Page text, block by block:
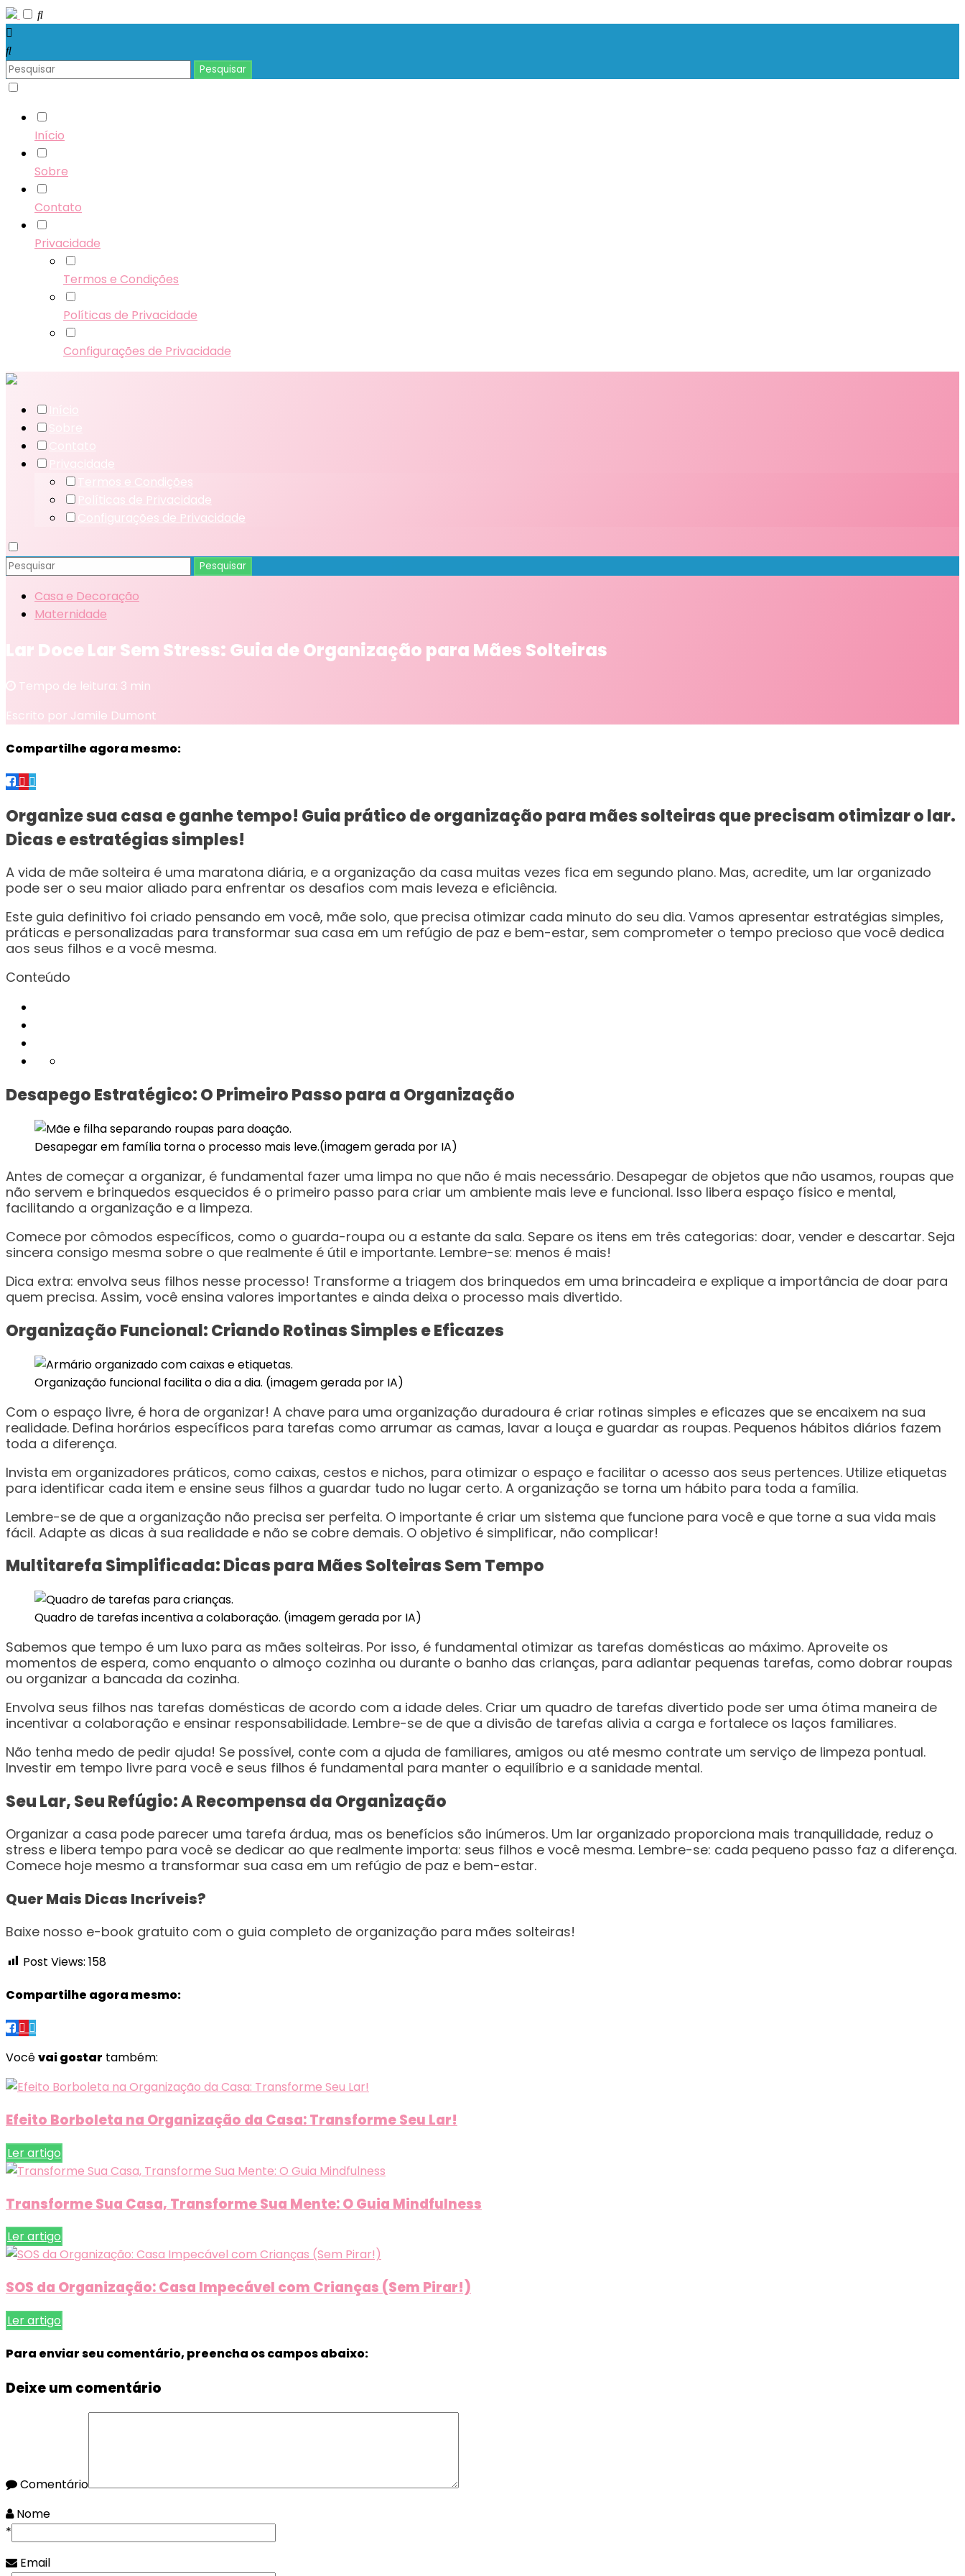
Início
Sobre
Contato
Privacidade
Termos e Condições
Políticas de Privacidade
Configurações de Privacidade
Sobre
Contato
Privacidade
Termos e Condições
Políticas de Privacidade
Configurações de Privacidade
Casa e Decoração
Maternidade
Lar Doce Lar Sem Stress: Guia de Organização para Mães Solteiras
Tempo de leitura: 3 min
Escrito por Jamile Dumont
Compartilhe agora mesmo:
Organize sua casa e ganhe tempo! Guia prático de organização para mães solteiras que precisam otimizar o lar.
Dicas e estratégias simples!
A vida de mãe solteira é uma maratona diária, e a organização da casa muitas vezes fica em segundo plano. Mas, acredite, um lar organizado
pode ser o seu maior aliado para enfrentar os desafios com mais leveza e eficiência.
Este guia definitivo foi criado pensando em você, mãe solo, que precisa otimizar cada minuto do seu dia. Vamos apresentar estratégias simples,
práticas e personalizadas para transformar sua casa em um refúgio de paz e bem-estar, sem comprometer o tempo precioso que você dedica
aos seus filhos e a você mesma.
Conteúdo
Desapego Estratégico: O Primeiro Passo para a Organização
Desapegar em família torna o processo mais leve.(imagem gerada por IA)
Antes de começar a organizar, é fundamental fazer uma limpa no que não é mais necessário. Desapegar de objetos que não usamos, roupas que
não servem e brinquedos esquecidos é o primeiro passo para criar um ambiente mais leve e funcional. Isso libera espaço físico e mental,
facilitando a organização e a limpeza.
Comece por cômodos específicos, como o guarda-roupa ou a estante da sala. Separe os itens em três categorias: doar, vender e descartar. Seja
sincera consigo mesma sobre o que realmente é útil e importante. Lembre-se: menos é mais!
Dica extra: envolva seus filhos nesse processo! Transforme a triagem dos brinquedos em uma brincadeira e explique a importância de doar para
quem precisa. Assim, você ensina valores importantes e ainda deixa o processo mais divertido.
Organização Funcional: Criando Rotinas Simples e Eficazes
Organização funcional facilita o dia a dia. (imagem gerada por IA)
Com o espaço livre, é hora de organizar! A chave para uma organização duradoura é criar rotinas simples e eficazes que se encaixem na sua
realidade. Defina horários específicos para tarefas como arrumar as camas, lavar a louça e guardar as roupas. Pequenos hábitos diários fazem
toda a diferença.
Invista em organizadores práticos, como caixas, cestos e nichos, para otimizar o espaço e facilitar o acesso aos seus pertences. Utilize etiquetas
para identificar cada item e ensine seus filhos a guardar tudo no lugar certo. A organização se torna um hábito para toda a família.
Lembre-se de que a organização não precisa ser perfeita. O importante é criar um sistema que funcione para você e que torne a sua vida mais
fácil. Adapte as dicas à sua realidade e não se cobre demais. O objetivo é simplificar, não complicar!
Multitarefa Simplificada: Dicas para Mães Solteiras Sem Tempo
Quadro de tarefas incentiva a colaboração. (imagem gerada por IA)
Sabemos que tempo é um luxo para as mães solteiras. Por isso, é fundamental otimizar as tarefas domésticas ao máximo. Aproveite os
momentos de espera, como enquanto o almoço cozinha ou durante o banho das crianças, para adiantar pequenas tarefas, como dobrar roupas
ou organizar a bancada da cozinha.
Envolva seus filhos nas tarefas domésticas de acordo com a idade deles. Criar um quadro de tarefas divertido pode ser uma ótima maneira de
incentivar a colaboração e ensinar responsabilidade. Lembre-se de que a divisão de tarefas alivia a carga e fortalece os laços familiares.
Não tenha medo de pedir ajuda! Se possível, conte com a ajuda de familiares, amigos ou até mesmo contrate um serviço de limpeza pontual.
Investir em tempo livre para você e seus filhos é fundamental para manter o equilíbrio e a sanidade mental.
Seu Lar, Seu Refúgio: A Recompensa da Organização
Organizar a casa pode parecer uma tarefa árdua, mas os benefícios são inúmeros. Um lar organizado proporciona mais tranquilidade, reduz o
stress e libera tempo para você se dedicar ao que realmente importa: seus filhos e você mesma. Lembre-se: cada pequeno passo faz a diferença.
Comece hoje mesmo a transformar sua casa em um refúgio de paz e bem-estar.
Quer Mais Dicas Incríveis?
Baixe nosso e-book gratuito com o guia completo de organização para mães solteiras!
Post Views: 158
Compartilhe agora mesmo:
Vocêvai gostar também:
Efeito Borboleta na Organização da Casa: Transforme Seu Lar!
Ler artigo
Transforme Sua Casa, Transforme Sua Mente: O Guia Mindfulness
Ler artigo
SOS da Organização: Casa Impecável com Crianças (Sem Pirar!)
Ler artigo
Para enviar seu comentário, preencha os campos abaixo:
Deixe um comentário
Comentário
Nome
*
Email